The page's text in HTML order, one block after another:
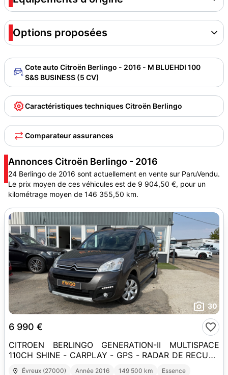
Options proposées
Cote auto Citroën Berlingo - 2016 - M BLUEHDI 100
S&S BUSINESS (5 CV)
Caractéristiques techniques Citroën Berlingo
Comparateur assurances
Annonces Citroën Berlingo - 2016
24 Berlingo de 2016 sont actuellement en vente sur ParuVendu.
Le prix moyen de ces véhicules est de 9 904,50 €, pour un
kilométrage moyen de 146 355,50 km.
30
6 990 €
CITROEN BERLINGO GENERATION-II MULTISPACE
110CH SHINE - CARPLAY - GPS - RADAR DE RECUL -
CLIMATISATION
Évreux (27000) Année 2016 149 500 km
Essence